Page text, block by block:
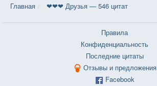
Главная ❤❤❤ Друзья — 546 цитат
Правила
Конфиденциальность
Последние цитаты
Отзывы и предложения
Facebook